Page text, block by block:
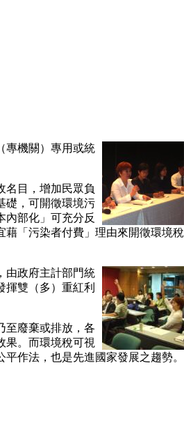
專機關）專用或統
目，增加民眾負
礎，可開徵環境污
內部化」可充分反
「污染者付費」理由來開徵環境稅
政府主計部門統
雙（多）重紅利
廢棄或排放，各
果。而環境稅可視
作法，也是先進國家發展之趨勢。